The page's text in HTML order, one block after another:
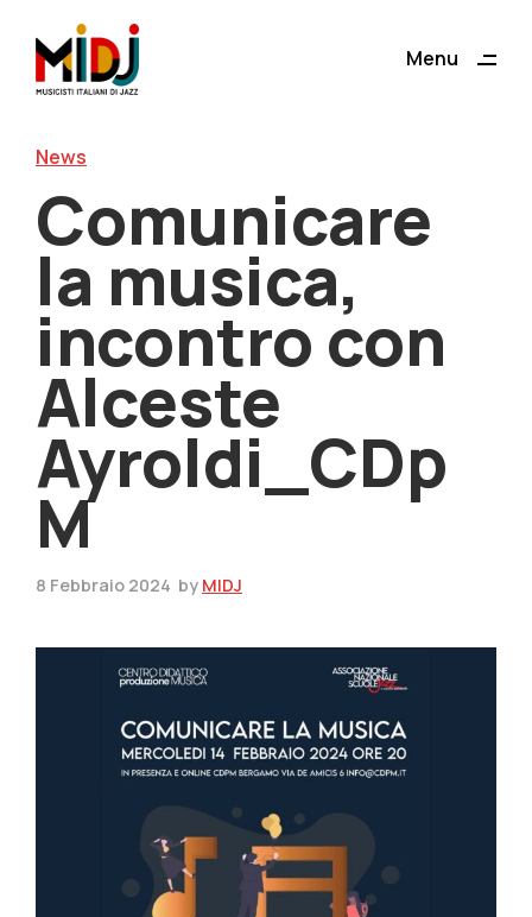
Menu
News
Comunicare
la musica,
incontro con
Alceste
Ayroldi_CDp
M
8 Febbraio 2024 by MIDJ